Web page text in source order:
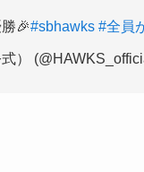
🎉#sbhawks #全員
）